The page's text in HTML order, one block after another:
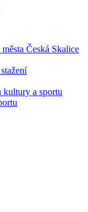
Česká Skalice
kultury a sportu